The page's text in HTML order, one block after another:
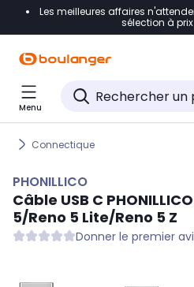
Accéder directement à la
Accéder directement au pied
Accéder directement au
Les meilleures affaires
sélection à
Menu
Connectique
PHONILLICO
Câble USB C PHONILLICO
5/Reno 5 Lite/Reno 5 Z
Donner le premier